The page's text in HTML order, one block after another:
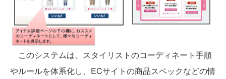
このシステムは、スタイリストのコーディネート手順
やルールを体系化し、ECサイトの商品スペックなどの情